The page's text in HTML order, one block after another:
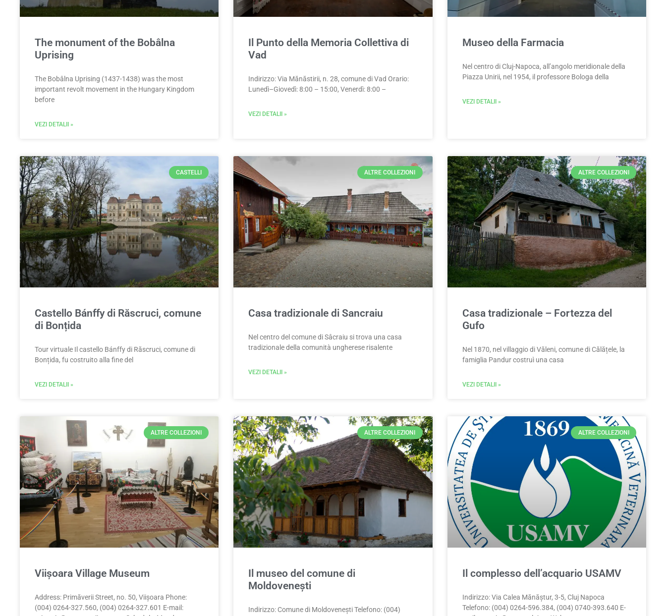
The monument of the Bobâlna
Uprising
The Bobâlna Uprising (1437-1438) was the most
important revolt movement in the Hungary Kingdom
before
VEZI DETALII »
Il Punto della Memoria Collettiva di
Vad
Indirizzo: Via Mănăstirii, n. 28, comune di Vad Orario:
Lunedì–Giovedì: 8:00 – 15:00, Venerdì: 8:00 –
VEZI DETALII »
Museo della Farmacia
Nel centro di Cluj-Napoca, all’angolo meridionale della
Piazza Unirii, nel 1954, il professore Bologa della
VEZI DETALII »
CASTELLI
Castello Bánffy di Răscruci, comune
di Bonțida
Tour virtuale Il castello Bánffy di Răscruci, comune di
Bonțida, fu costruito alla fine del
VEZI DETALII »
ALTRE COLLEZIONI
Casa tradizionale di Sancraiu
Nel centro del comune di Sâcraiu si trova una casa
tradizionale della comunità ungherese risalente
VEZI DETALII »
ALTRE COLLEZIONI
Casa tradizionale – Fortezza del
Gufo
Nel 1870, nel villaggio di Văleni, comune di Călățele, la
famiglia Pandur costruì una casa
VEZI DETALII »
ALTRE COLLEZIONI
Viișoara Village Museum
Address: Primăverii Street, no. 50, Viișoara Phone:
(004) 0264-327.560, (004) 0264-327.601 E-mail:
ALTRE COLLEZIONI
Il museo del comune di
Moldovenești
Indirizzo: Comune di Moldovenești Telefono: (004)
ALTRE COLLEZIONI
Il complesso dell’acquario USAMV
Indirizzo: Via Calea Mănăștur, 3-5, Cluj Napoca
Telefono: (004) 0264-596.384, (004) 0740-393.640 E-